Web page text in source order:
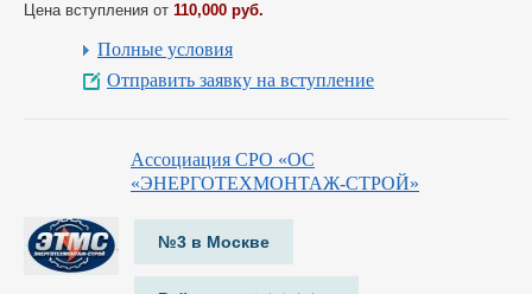
Цена вступления от 110,000 руб.
Полные условия
Отправить заявку на вступление
Ассоциация СРО «ОС
«ЭНЕРГОТЕХМОНТАЖ-СТРОЙ»
№3 в Москве